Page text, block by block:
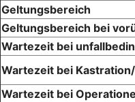
Geltungsbereich
Geltungsbereich bei
Wartezeit bei
Wartezeit bei
Wartezeit bei